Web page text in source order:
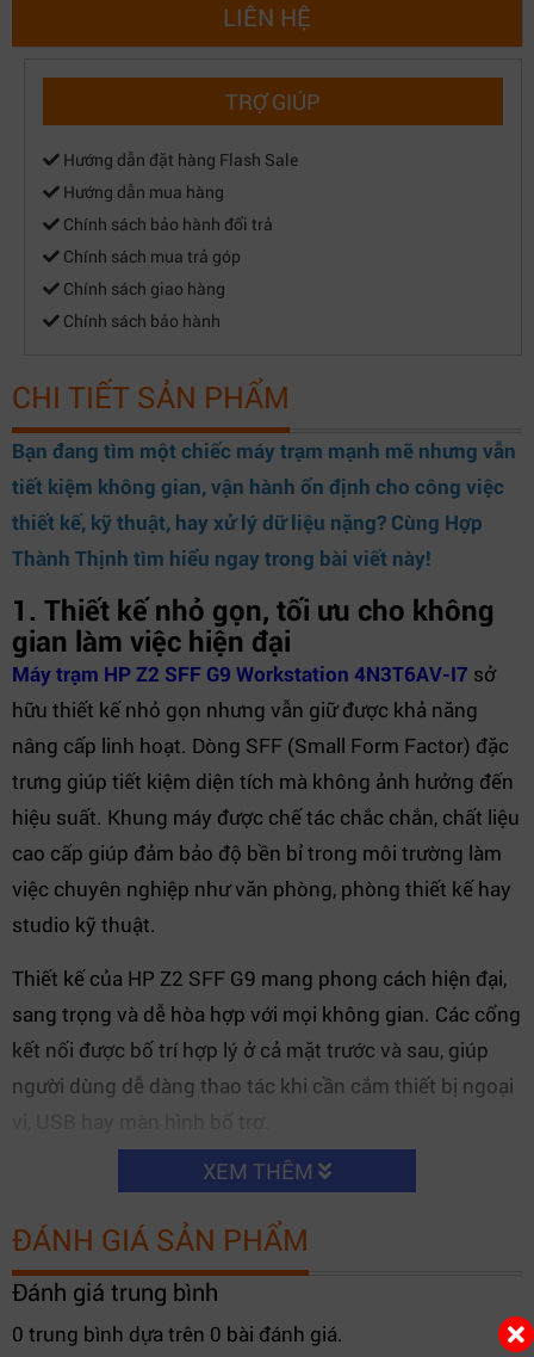
LIÊN HỆ
TRỢ GIÚP
Hướng dẫn đặt hàng Flash Sale
Hướng dẫn mua hàng
Chính sách bảo hành đổi trả
Chính sách mua trả góp
Chính sách giao hàng
Chính sách bảo hành
CHI TIẾT SẢN PHẨM
Bạn đang tìm một chiếc máy trạm mạnh mẽ nhưng vẫn
tiết kiệm không gian, vận hành ổn định cho công việc
thiết kế, kỹ thuật, hay xử lý dữ liệu nặng? Cùng Hợp
Thành Thịnh tìm hiểu ngay trong bài viết này!
1. Thiết kế nhỏ gọn, tối ưu cho không
gian làm việc hiện đại
Máy trạm HP Z2 SFF G9 Workstation 4N3T6AV-I7 sở
hữu thiết kế nhỏ gọn nhưng vẫn giữ được khả năng
nâng cấp linh hoạt. Dòng SFF (Small Form Factor) đặc
trưng giúp tiết kiệm diện tích mà không ảnh hưởng đến
hiệu suất. Khung máy được chế tác chắc chắn, chất liệu
cao cấp giúp đảm bảo độ bền bỉ trong môi trường làm
việc chuyên nghiệp như văn phòng, phòng thiết kế hay
studio kỹ thuật.
Thiết kế của HP Z2 SFF G9 mang phong cách hiện đại,
sang trọng và dễ hòa hợp với mọi không gian. Các cổng
kết nối được bố trí hợp lý ở cả mặt trước và sau, giúp
người dùng dễ dàng thao tác khi cần cắm thiết bị ngoại
XEM THÊM
ĐÁNH GIÁ SẢN PHẨM
Đánh giá trung bình
0 trung bình dựa trên 0 bài đánh giá.